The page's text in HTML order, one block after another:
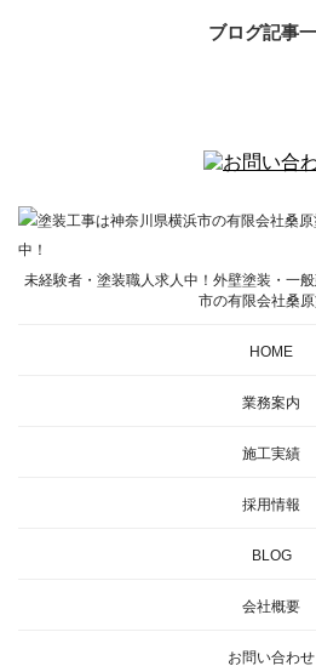
ブログ記事
未経験者・塗装職人求人中！外壁塗装・一
市の有限会社桑
HOME
業務案内
施工実績
採用情報
BLOG
会社概要
お問い合わせ